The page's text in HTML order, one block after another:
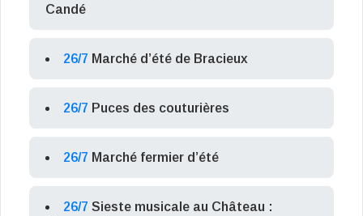
Candé
26/7 Marché d’été de Bracieux
26/7 Puces des couturières
26/7 Marché fermier d’été
26/7 Sieste musicale au Château :